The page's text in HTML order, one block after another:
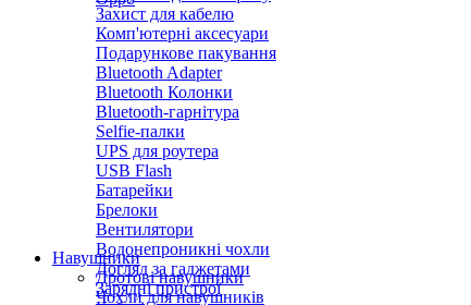
Захист для кабелю
Комп'ютерні аксесуари
Подарункове пакування
Bluetooth Adapter
Bluetooth Колонки
Bluetooth-гарнітура
Selfie-палки
UPS для роутера
USB Flash
Батарейки
Брелоки
Вентилятори
Водонепроникні чохли
Догляд за гаджетами
Зарядні пристрої
Навушники
Дротові навушники
Чохли для навушників